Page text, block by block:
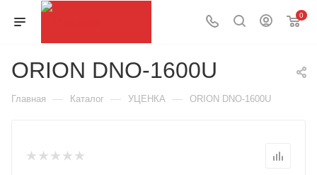
0
ORION DNO-1600U
Главная — Каталог — УЦЕНКА — ORION DNO-1600U